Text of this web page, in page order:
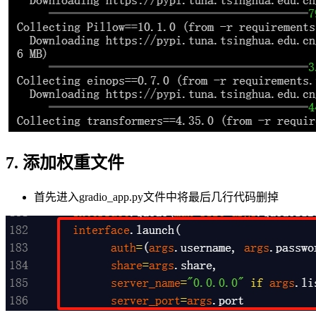
7. 添加权重文件
首先进入gradio_app.py文件中将最后几行代码删掉